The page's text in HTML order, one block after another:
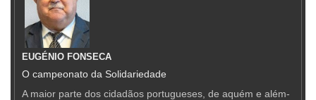
EUGÉNIO FONSECA
O campeonato da Solidariedade
A maior parte dos cidadãos portugueses, de aquém e além-